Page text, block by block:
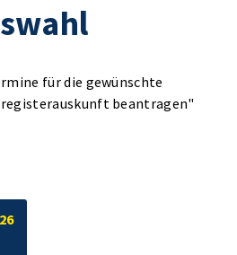
für die gewünschte
beantragen"